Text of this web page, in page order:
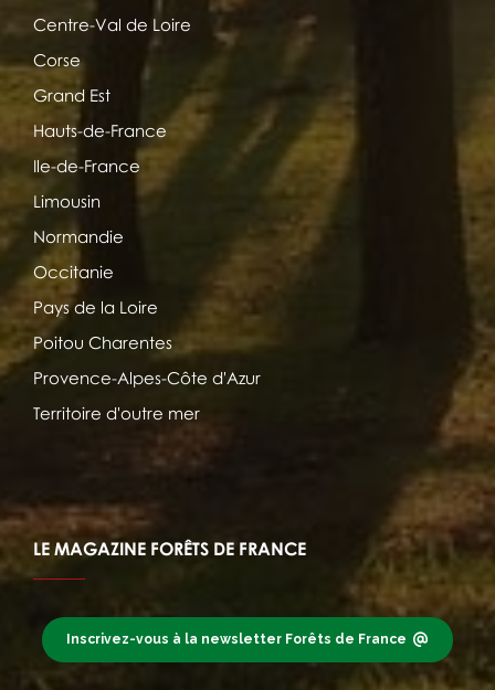
Centre-Val de Loire
Corse
Grand Est
Hauts-de-France
Ile-de-France
Limousin
Normandie
Occitanie
Pays de la Loire
Poitou Charentes
Provence-Alpes-Côte d'Azur
Territoire d'outre mer
LE MAGAZINE FORÊTS DE FRANCE
Inscrivez-vous à la newsletter Forêts de France